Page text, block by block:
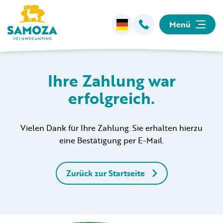
Menü
Übernachten
Einrichtungen
Animation
Umgebung
Informationen
Ihre Zahlung war
erfolgreich.
Vielen Dank für Ihre Zahlung. Sie erhalten hierzu
eine Bestätigung per E-Mail.
Zurück zur Startseite